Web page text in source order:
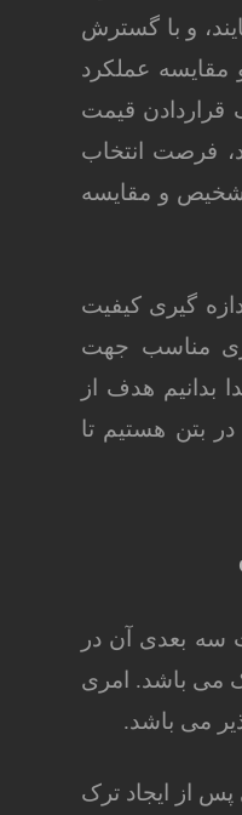
و با گسترش
عملکرد
قراردادن قیمت
فرصت انتخاب
و مقایسه
گیری کیفیت
مناسب جهت
بدانیم هدف از
بتن هستیم تا
سه بعدی آن در
می باشد. امری
می باشد.
پس از ایجاد ترک